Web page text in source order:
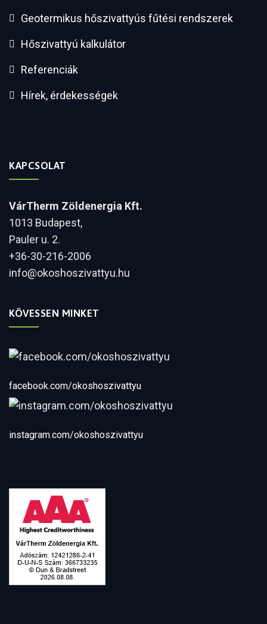
Geotermikus hőszivattyús fűtési rendszerek
Hőszivattyú kalkulátor
Referenciák
Hírek, érdekességek
KAPCSOLAT
VárTherm Zöldenergia Kft.
1013 Budapest,
Pauler u. 2.
+36-30-216-2006
info@okoshoszivattyu.hu
KÖVESSEN MINKET
facebook.com/okoshoszivattyu
instagram.com/okoshoszivattyu